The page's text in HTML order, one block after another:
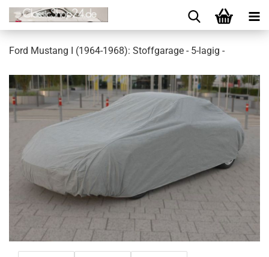
Ford Mustang I (1964-1968): Stoffgarage - 5-lagig -